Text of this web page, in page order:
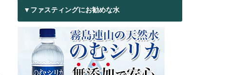
▼ファスティングにお勧めな水